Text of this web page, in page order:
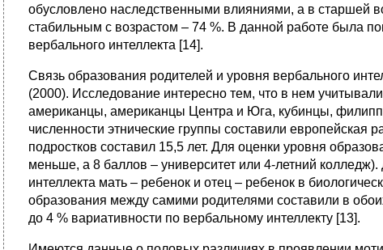
обусловлено наследственными влияниями, а в старшей
стабильным с возрастом – 74 %. В данной работе была
вербального интеллекта [14].
Связь образования родителей и уровня вербального
(2000). Исследование интересно тем, что в нем
американцы, американцы Центра и Юга, кубинцы,
численности этнические группы составили
подростков составил 15,5 лет. Для оценки уровня
меньше, а 8 баллов – университет или 4-летний
интеллекта мать – ребенок и отец – ребенок в
образования между самими родителями составили в
до 4 % вариативности по вербальному интеллекту [13].